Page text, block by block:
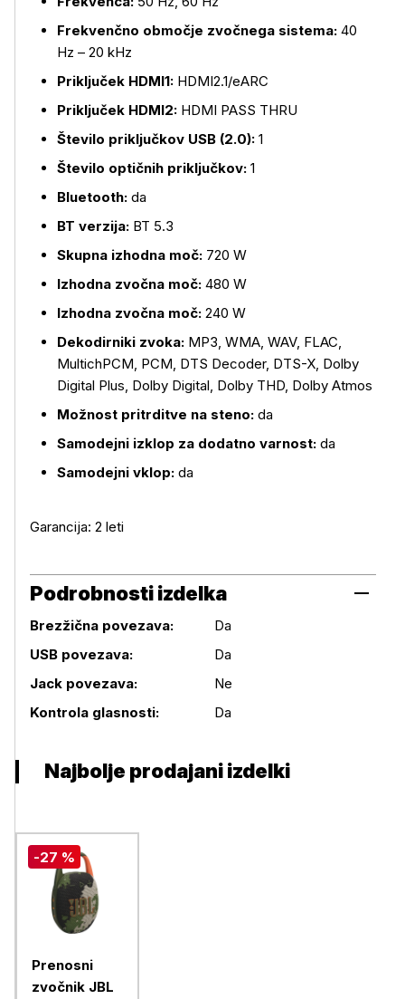
Frekvenčno območje zvočnega sistema: 40
Hz – 20 kHz
Priključek HDMI1: HDMI2.1/eARC
Priključek HDMI2: HDMI PASS THRU
Število priključkov USB (2.0): 1
Število optičnih priključkov: 1
Bluetooth: da
BT verzija: BT 5.3
Skupna izhodna moč: 720 W
Izhodna zvočna moč: 480 W
Izhodna zvočna moč: 240 W
Dekodirniki zvoka: MP3, WMA, WAV, FLAC,
MultichPCM, PCM, DTS Decoder, DTS-X, Dolby
Digital Plus, Dolby Digital, Dolby THD, Dolby Atmos
Možnost pritrditve na steno: da
Samodejni izklop za dodatno varnost: da
Samodejni vklop: da
Garancija: 2 leti
Podrobnosti izdelka
Podrobnosti izdelka
Brezžična povezava:
Da
USB povezava:
Da
Jack povezava:
Ne
Kontrola glasnosti:
Da
Najbolje prodajani izdelki
-27 %
Prenosni
zvočnik JBL